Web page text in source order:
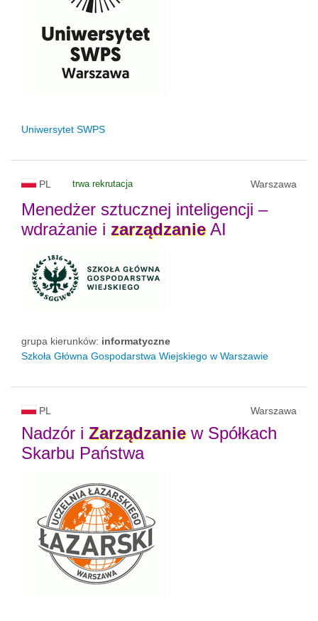
Uniwersytet SWPS
PL trwa rekrutacja Warszawa
Menedżer sztucznej inteligencji –
wdrażanie i zarządzanieAI
grupa kierunków: informatyczne
Szkoła Główna Gospodarstwa Wiejskiego w Warszawie
PL Warszawa
Nadzór i Zarządzaniew Spółkach
Skarbu Państwa